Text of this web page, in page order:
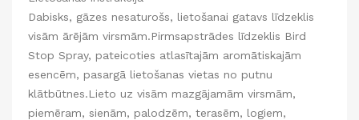
Dabisks, gāzes nesaturošs, lietošanai gatavs līdzeklis
visām ārējām virsmām.Pirmsapstrādes līdzeklis Bird
Stop Spray, pateicoties atlasītajām aromātiskajām
esencēm, pasargā lietošanas vietas no putnu
klātbūtnes.Lieto uz visām mazgājamām virsmām,
piemēram, sienām, palodzēm, terasēm, logiem,